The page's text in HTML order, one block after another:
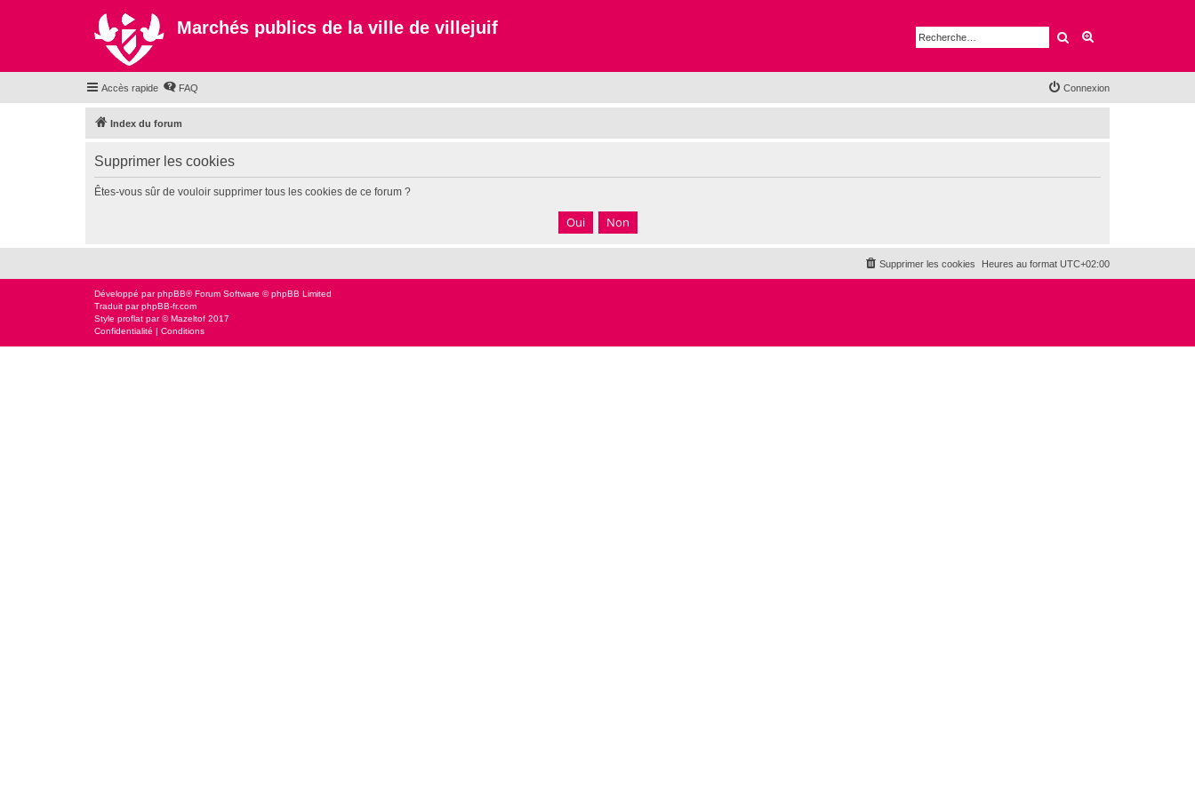
Marchés publics de la ville de villejuif Rechercher
Accès rapide FAQ Connexion
Index du forum
Supprimer les cookies
Êtes-vous sûr de vouloir supprimer tous les cookies de ce forum ?
Heures au format UTC+02:00
Supprimer les cookies
Développé parphpBB® Forum Software © phpBB Limited
Traduit parphpBB-fr.com
Style proflat par ©Mazeltof 2017
Confidentialité | Conditions